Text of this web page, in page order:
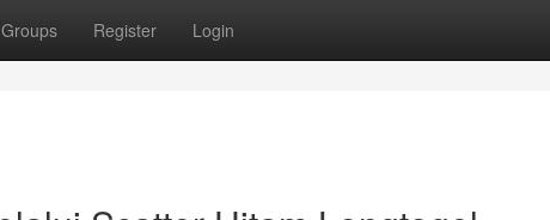
Groups Register Login